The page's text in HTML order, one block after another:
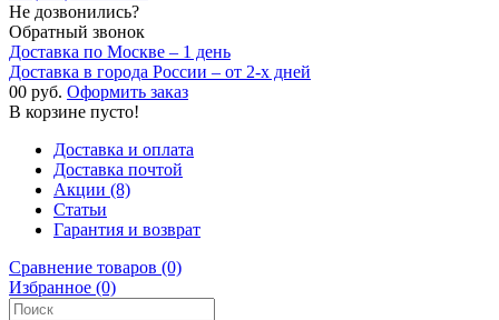
Не дозвонились?
Обратный звонок
Доставка по Москве – 1 день
Доставка в города России – от 2-х дней
00 руб. Оформить заказ
В корзине пусто!
Доставка и оплата
Доставка почтой
Акции (8)
Статьи
Гарантия и возврат
Сравнение товаров (0)
Избранное (0)